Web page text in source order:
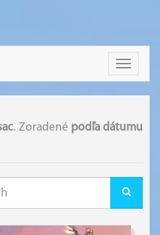
Toggle
. Zoradené podľa dátumu